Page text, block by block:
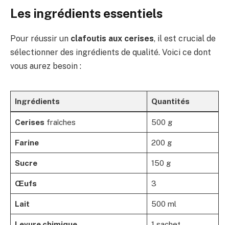
Les ingrédients essentiels
Pour réussir un clafoutis aux cerises, il est crucial de
sélectionner des ingrédients de qualité. Voici ce dont
vous aurez besoin :
Ingrédients Quantités
Cerises fraîches 500 g
Farine 200 g
Sucre 150 g
Œufs 3
Lait 500 ml